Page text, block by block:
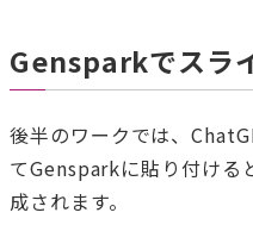
Gensparkでスラ
後半のワークでは、
てGensparkに貼り付ける
成されます。